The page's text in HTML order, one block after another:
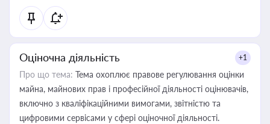
Оціночна діяльність +1
Про що тема: Тема охоплює правове регулювання оцінки
майна, майнових прав і професійної діяльності оцінювачів,
включно з кваліфікаційними вимогами, звітністю та
цифровими сервісами у сфері оціночної діяльності.